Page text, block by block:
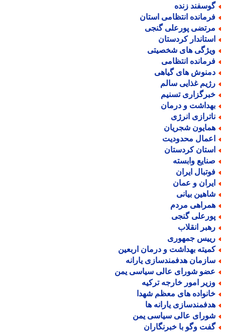
زنده
انتظامی استان
پورعلی گنجی
کردستان
های شخصیتی
انتظامی
های گیاهی
غذایی سالم
تسنیم
و درمان
انرژی
شجریان
محدودیت
کردستان
وابسته
ایران
و عمان
بیانی
مردم
گنجی
انقلاب
جمهوری
بهداشت و درمان اربعین
هدفمندسازی یارانه
شورای عالی سیاسی یمن
امور خارجه ترکیه
های معظم شهدا
یارانه ها
عالی سیاسی یمن
وگو با خبرنگاران